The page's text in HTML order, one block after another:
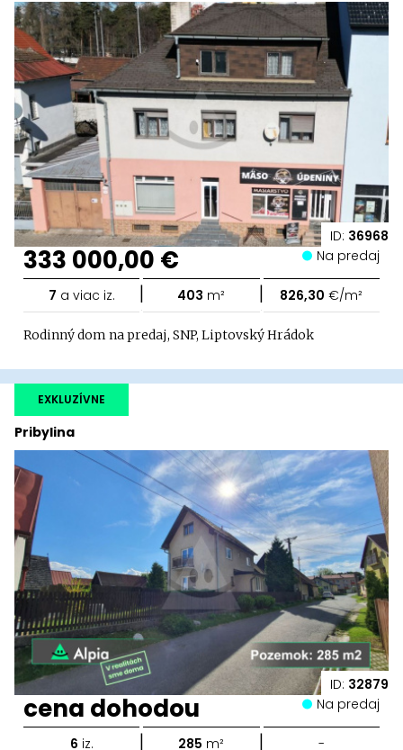
ID: 36968
333 000,00 € Na predaj
7 a viac iz. | 403 m² | 826,30 €/m²
Rodinný dom na predaj, SNP, Liptovský Hrádok
ID: 32879
Pribylina
EXKLUZÍVNE
cena dohodou Na predaj
6 iz. | 285 m² | -